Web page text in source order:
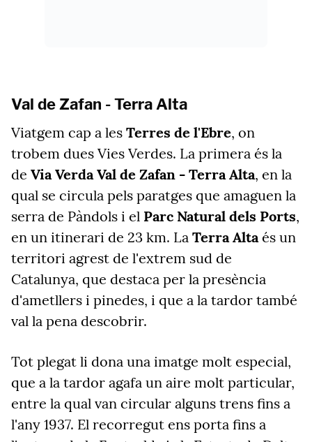
Val de Zafan - Terra Alta
Viatgem cap a les Terres de l'Ebre, on
trobem dues Vies Verdes. La primera és la
de Via Verda Val de Zafan - Terra Alta, en la
qual se circula pels paratges que amaguen la
serra de Pàndols i el Parc Natural dels Ports,
en un itinerari de 23 km. La Terra Altaés un
territori agrest de l'extrem sud de
Catalunya, que destaca per la presència
d'ametllers i pinedes, i que a la tardor també
val la pena descobrir.
Tot plegat li dona una imatge molt especial,
que a la tardor agafa un aire molt particular,
entre la qual van circular alguns trens fins a
l'any 1937. El recorregut ens porta fins a